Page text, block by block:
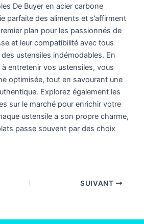
De Buyer en acier carbone
parfaite des aliments et s’affirment
plan pour les passionnés de
et leur compatibilité avec tous
ustensiles indémodables. En
entretenir vos ustensiles, vous
optimisée, tout en savourant une
Explorez également les
sur le marché pour enrichir votre
ustensile a son propre charme,
passe souvent par des choix
SUIVANT